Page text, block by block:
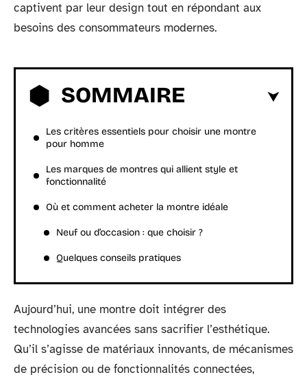
captivent par leur design tout en répondant aux
besoins des consommateurs modernes.
SOMMAIRE
Les critères essentiels pour choisir une montre
pour homme
Les marques de montres qui allient style et
fonctionnalité
Où et comment acheter la montre idéale
Neuf ou d’occasion : que choisir ?
Quelques conseils pratiques
Aujourd’hui, une montre doit intégrer des
technologies avancées sans sacrifier l’esthétique.
Qu’il s’agisse de matériaux innovants, de mécanismes
de précision ou de fonctionnalités connectées,